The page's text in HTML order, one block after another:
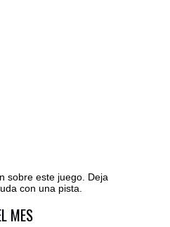
sobre este juego. Deja
con una pista.
MES